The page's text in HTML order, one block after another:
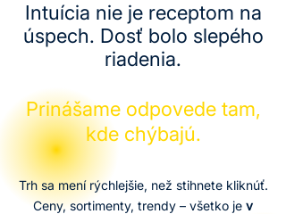
Intuícia nie je receptom na
úspech. Dosť bolo slepého
riadenia.
Prinášame odpovede tam,
kde chýbajú.
Trh sa mení rýchlejšie, než stihnete kliknúť.
Ceny, sortimenty, trendy – všetko je v